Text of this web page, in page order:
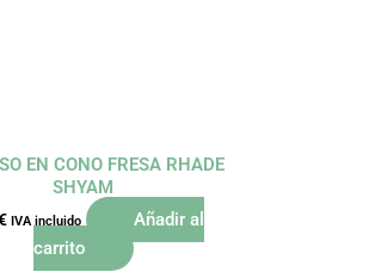
EN CONO FRESA RHADE
SHYAM
IVA incluido
Añadir al
carrito